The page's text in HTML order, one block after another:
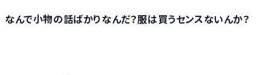
なんで小物の話ばかりなんだ？服は買うセンスないんか？